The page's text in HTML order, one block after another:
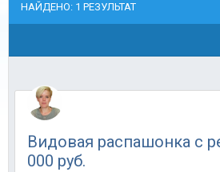
НАЙДЕНО: 1 РЕЗУЛЬТАТ
Видовая распашонка с
000 руб.